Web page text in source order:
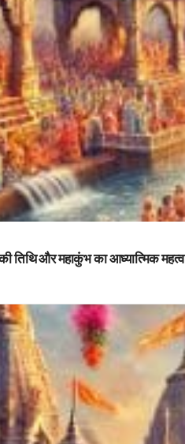
तिथि और महाकुंभ का आध्यात्मिक महत्व